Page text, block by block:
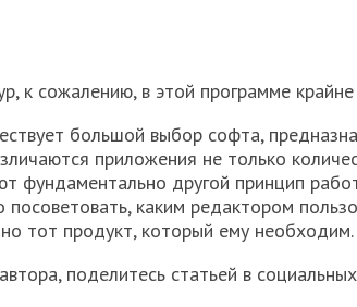
к сожалению, в этой программе
большой выбор софта,
приложения не только
фундаментально другой принцип
каким редактором
тот продукт, который ему необходим.
поделитесь статьей в